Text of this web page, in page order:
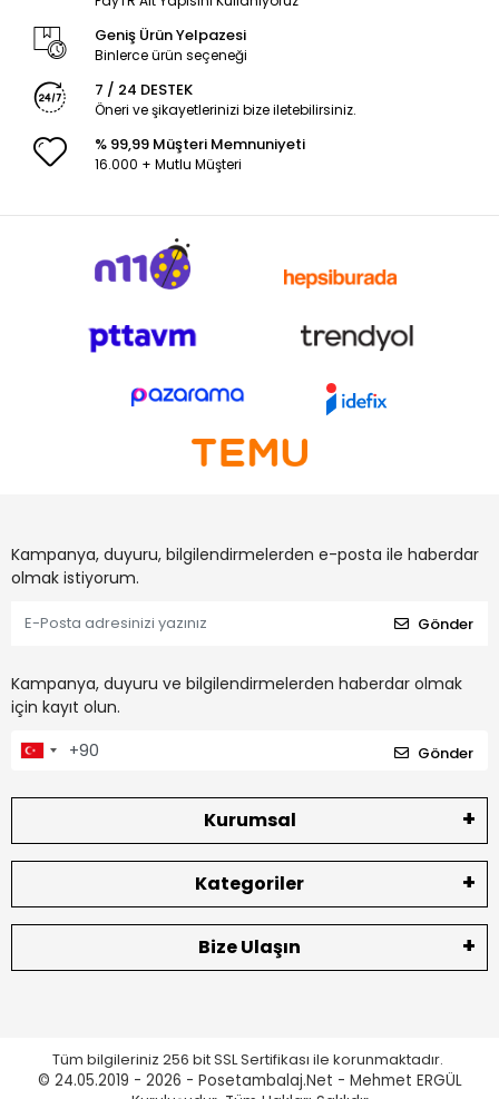
Geniş Ürün Yelpazesi
Binlerce ürün seçeneği
7 / 24 DESTEK
Öneri ve şikayetlerinizi bize iletebilirsiniz.
% 99,99 Müşteri Memnuniyeti
16.000 + Mutlu Müşteri
Kampanya, duyuru, bilgilendirmelerden e-posta ile haberdar
olmak istiyorum.
Gönder
Kampanya, duyuru ve bilgilendirmelerden haberdar olmak
için kayıt olun.
Gönder
Kurumsal
Kategoriler
Bize Ulaşın
Tüm bilgileriniz 256 bit SSL Sertifikası ile korunmaktadır.
© 24.05.2019 - 2026 - Posetambalaj.Net - Mehmet ERGÜL